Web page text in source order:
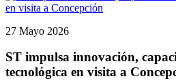
27 Mayo 2026
ST impulsa innovación,
tecnológica en visita a